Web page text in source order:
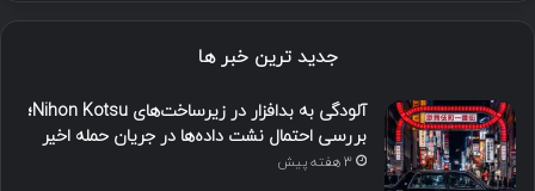
جدید ترین خبر ها
آلودگی به بدافزار در زیرساخت‌های Nihon Kotsu؛
بررسی احتمال نشت داده‌ها در جریان حمله اخیر
3 هفته پیش